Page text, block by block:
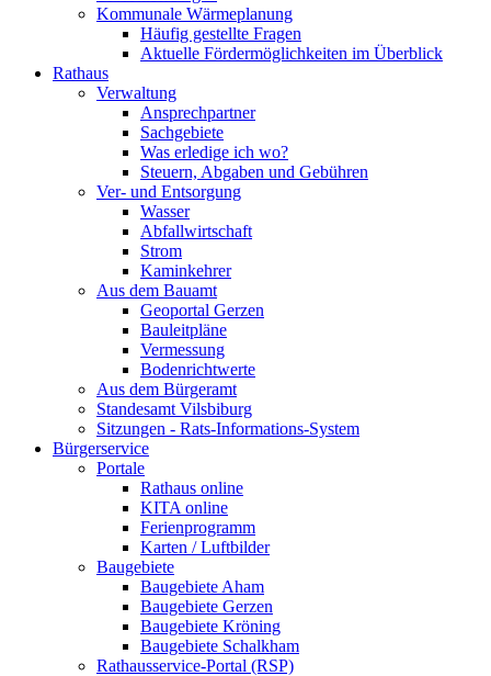
Kommunale Wärmeplanung
Häufig gestellte Fragen
Aktuelle Fördermöglichkeiten im Überblick
Rathaus
Verwaltung
Ansprechpartner
Sachgebiete
Was erledige ich wo?
Steuern, Abgaben und Gebühren
Ver- und Entsorgung
Wasser
Abfallwirtschaft
Strom
Kaminkehrer
Aus dem Bauamt
Geoportal Gerzen
Bauleitpläne
Vermessung
Bodenrichtwerte
Aus dem Bürgeramt
Standesamt Vilsbiburg
Sitzungen - Rats-Informations-System
Bürgerservice
Portale
Rathaus online
KITA online
Ferienprogramm
Karten / Luftbilder
Baugebiete
Baugebiete Aham
Baugebiete Gerzen
Baugebiete Kröning
Baugebiete Schalkham
Rathausservice-Portal (RSP)